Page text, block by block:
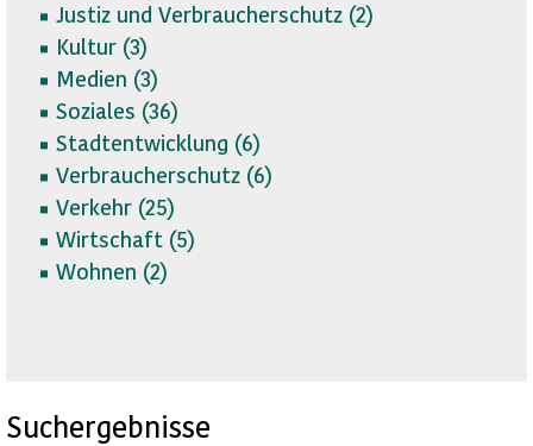
Justiz und Verbraucherschutz (2)
Kultur (3)
Medien (3)
Soziales (36)
Stadtentwicklung (6)
Verbraucherschutz (6)
Verkehr (25)
Wirtschaft (5)
Wohnen (2)
Suchergebnisse